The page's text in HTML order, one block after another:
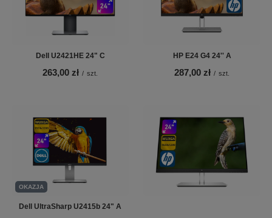
Dell U2421HE 24" C
263,00 zł / szt.
HP E24 G4 24'' A
287,00 zł / szt.
OKAZJA
Dell UltraSharp U2415b 24" A